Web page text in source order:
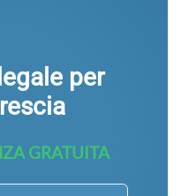
per
GRATUITA